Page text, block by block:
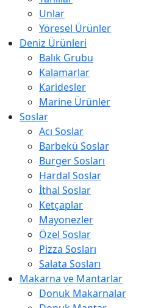
Unlar
Yöresel Ürünler
Deniz Ürünleri
Balık Grubu
Kalamarlar
Karidesler
Marine Ürünler
Soslar
Acı Soslar
Barbekü Soslar
Burger Sosları
Hardal Soslar
İthal Soslar
Ketçaplar
Mayonezler
Özel Soslar
Pizza Sosları
Salata Sosları
Makarna ve Mantarlar
Donuk Makarnalar